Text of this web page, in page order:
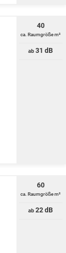
40
ca. Raumgröße m²
ab 31 dB
60
ca. Raumgröße m²
ab 22 dB